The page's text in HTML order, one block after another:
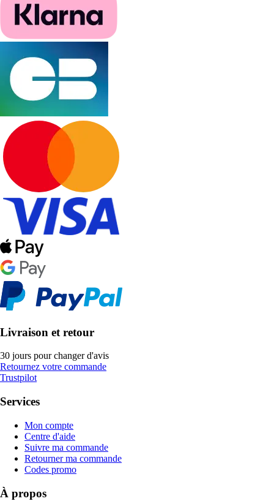
Livraison et retour
30 jours pour changer d'avis
Retournez votre commande
Trustpilot
Services
Mon compte
Centre d'aide
Suivre ma commande
Retourner ma commande
Codes promo
À propos